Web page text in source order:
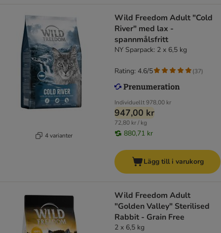
4 varianter
Wild Freedom Adult "Cold
River" med lax -
spannmålsfritt
NY Sparpack: 2 x 6,5 kg
Individuellt978,00 kr
947,00 kr
72,80 kr / kg
880,71 kr
Rating: 4.6/5 (37)
Lägg till i varukorg
Wild Freedom Adult
"Golden Valley" Sterilised
Rabbit - Grain Free
2 x 6,5 kg